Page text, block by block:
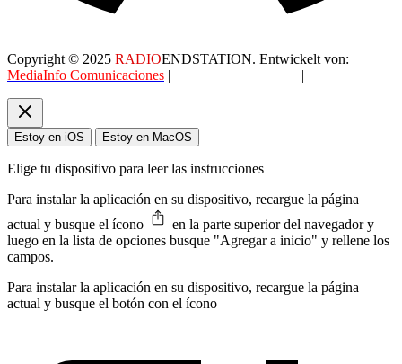
Copyright © 2025 RADIOENDSTATION. Entwickelt von:
MediaInfo Comunicaciones | |
Estoy en iOS Estoy en MacOS
Elige tu dispositivo para leer las instrucciones
Para instalar la aplicación en su dispositivo, recargue la página
actual y busque el ícono
en la parte superior del navegador y
luego en la lista de opciones busque "Agregar a inicio" y rellene los
campos.
Para instalar la aplicación en su dispositivo, recargue la página
actual y busque el botón con el ícono